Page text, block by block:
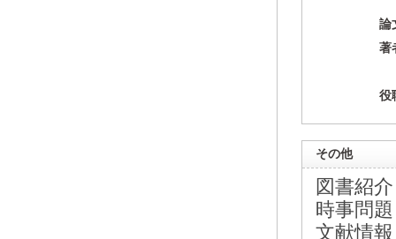
論
著
役
その他
図書紹介
時事問題
文献情報